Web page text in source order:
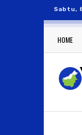
Sabtu,
HOME